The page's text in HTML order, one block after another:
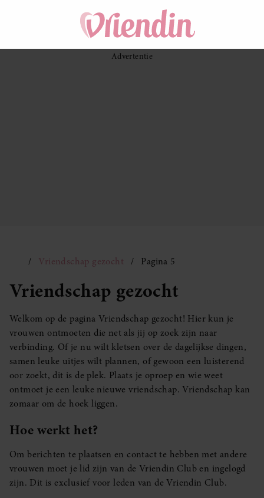
Vriendschap gezocht Pagina 5
Vriendschap gezocht
Welkom op de pagina Vriendschap gezocht! Hier kun je
vrouwen ontmoeten die net als jij op zoek zijn naar
verbinding. Of je nu wilt kletsen over de dagelijkse dingen,
samen leuke uitjes wilt plannen, of gewoon een luisterend
oor zoekt, dit is de plek. Plaats je oproep en wie weet
ontmoet je een leuke nieuwe vriendschap. Vriendschap kan
zomaar om de hoek liggen.
Hoe werkt het?
Om berichten te plaatsen en contact te hebben met andere
vrouwen moet je lid zijn van de Vriendin Club en ingelogd
zijn. Dit is exclusief voor leden van de Vriendin Club.